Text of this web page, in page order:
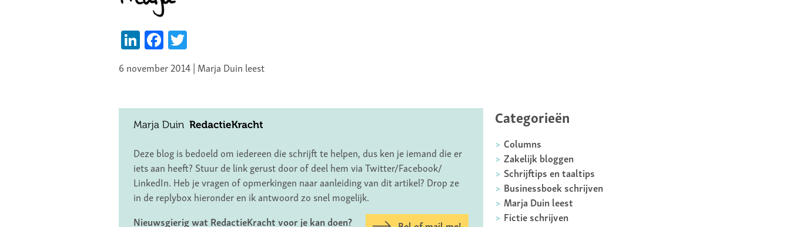
LinkedIn
Facebook
6 november 2014 | Marja Duin leest
Deze blog is bedoeld om iedereen die schrijft te helpen, dus ken je iemand die er
iets aan heeft? Stuur de link gerust door of deel hem via Twitter/Facebook/
LinkedIn. Heb je vragen of opmerkingen naar aanleiding van dit artikel? Drop ze
in de replybox hieronder en ik antwoord zo snel mogelijk.
Nieuwsgierig wat RedactieKracht voor je kan doen?
Categorieën
Columns
Zakelijk bloggen
Schrijftips en taaltips
Businessboek schrijven
Marja Duin leest
Fictie schrijven